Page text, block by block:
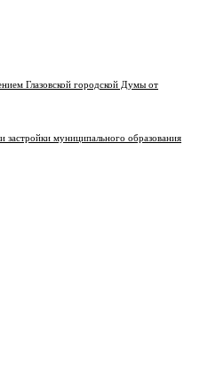
Глазовской городской Думы от
застройки муниципального образования